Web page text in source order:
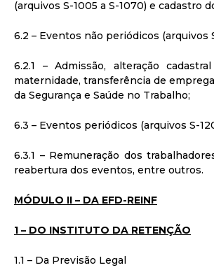
(arquivos S-1005 a S-1070) e cadastro
6.2 – Eventos não periódicos (arquivos
6.2.1 – Admissão, alteração
maternidade, transferência de
da Segurança e Saúde no Trabalho;
6.3 – Eventos periódicos (arquivos S-
6.3.1 – Remuneração dos
reabertura dos eventos, entre outros.
MÓDULO II – DA EFD-REINF
1 – DO INSTITUTO DA RETENÇÃO
1.1 – Da Previsão Legal